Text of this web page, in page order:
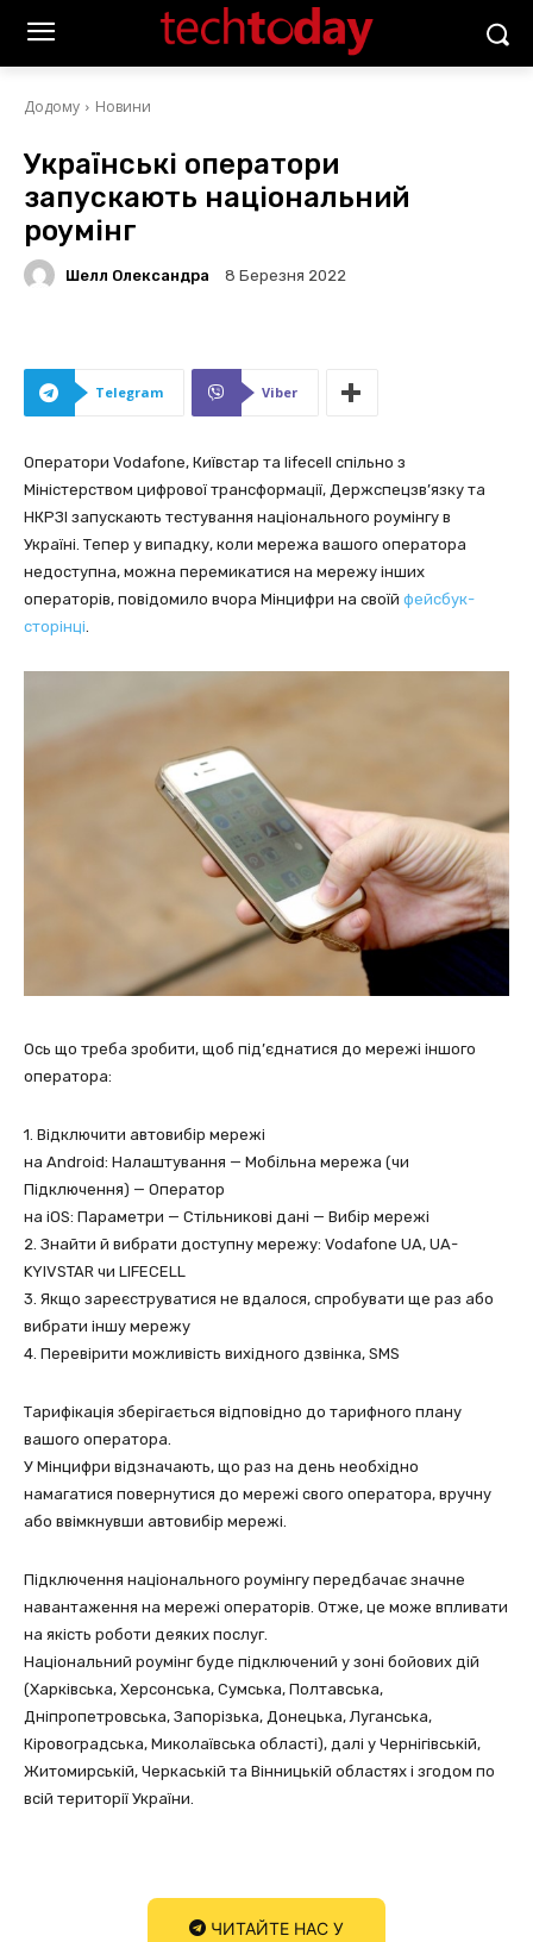
Додому Новини
Українські оператори
запускають національний
роумінг
Шелл Олександра 8 Березня 2022
Telegram Viber
Оператори Vodafone, Київстар та lifecell спільно з
Міністерством цифрової трансформації, Держспецзв’язку та
НКРЗІ запускають тестування національного роумінгу в
Україні. Тепер у випадку, коли мережа вашого оператора
недоступна, можна перемикатися на мережу інших
операторів, повідомило вчора Мінцифри на своїй фейсбук-
сторінці.
Ось що треба зробити, щоб під’єднатися до мережі іншого
оператора:
1. Відключити автовибір мережі
на Android: Налаштування — Мобільна мережа (чи
Підключення) — Оператор
на iOS: Параметри — Стільникові дані — Вибір мережі
2. Знайти й вибрати доступну мережу: Vodafone UA, UA-
KYIVSTAR чи LIFECELL
3. Якщо зареєструватися не вдалося, спробувати ще раз або
вибрати іншу мережу
4. Перевірити можливість вихідного дзвінка, SMS
Тарифікація зберігається відповідно до тарифного плану
вашого оператора.
У Мінцифри відзначають, що раз на день необхідно
намагатися повернутися до мережі свого оператора, вручну
або ввімкнувши автовибір мережі.
Підключення національного роумінгу передбачає значне
навантаження на мережі операторів. Отже, це може впливати
на якість роботи деяких послуг.
Національний роумінг буде підключений у зоні бойових дій
(Харківська, Херсонська, Сумська, Полтавська,
Дніпропетровська, Запорізька, Донецька, Луганська,
Кіровоградська, Миколаївська області), далі у Чернігівській,
Житомирській, Черкаській та Вінницькій областях і згодом по
всій території України.
ЧИТАЙТЕ НАС У